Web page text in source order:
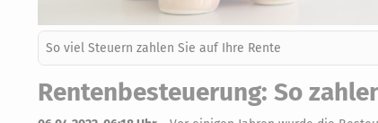
So viel Steuern zahlen Sie auf Ihre Rente
Rentenbesteuerung: So